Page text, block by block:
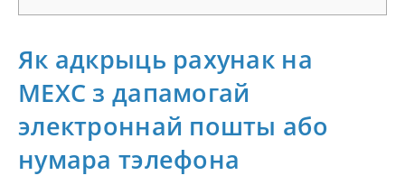
Як адкрыць рахунак на
MEXC з дапамогай
электроннай пошты або
нумара тэлефона